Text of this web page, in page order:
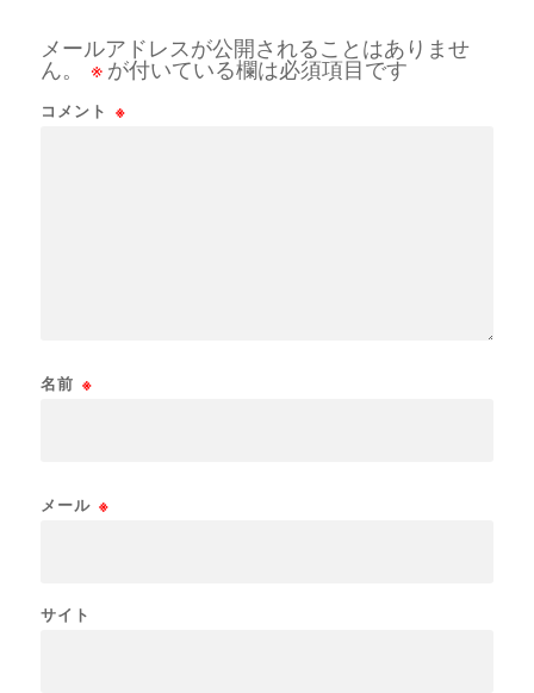
メールアドレスが公開されることはありませ
ん。
※ が付いている欄は必須項目です
コメント ※
名前 ※
メール ※
サイト